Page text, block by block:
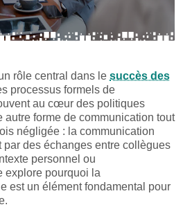
rôle central dans le succès des
processus formels de
au cœur des politiques
autre forme de communication tout
négligée : la communication
des échanges entre collègues
personnel ou
explore pourquoi la
est un élément fondamental pour